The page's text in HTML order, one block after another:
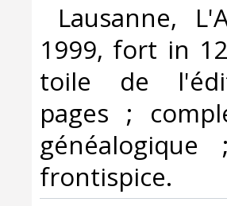
Lausanne,
1999, fort in
toile de
pages ;
frontispice. ‎